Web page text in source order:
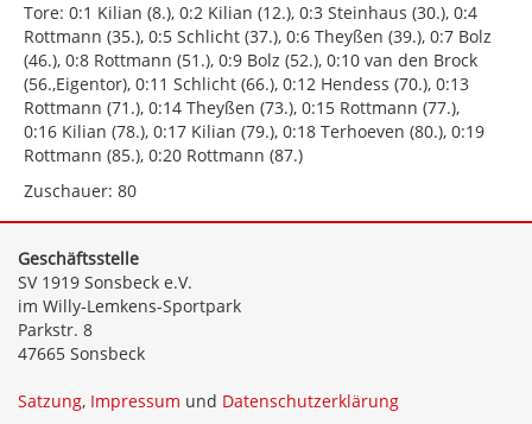
Tore: 0:1 Kilian (8.), 0:2 Kilian (12.), 0:3 Steinhaus (30.), 0:4
Rottmann (35.), 0:5 Schlicht (37.), 0:6 Theyßen (39.), 0:7 Bolz
(46.), 0:8 Rottmann (51.), 0:9 Bolz (52.), 0:10 van den Brock
(56.,Eigentor), 0:11 Schlicht (66.), 0:12 Hendess (70.), 0:13
Rottmann (71.), 0:14 Theyßen (73.), 0:15 Rottmann (77.),
0:16 Kilian (78.), 0:17 Kilian (79.), 0:18 Terhoeven (80.), 0:19
Rottmann (85.), 0:20 Rottmann (87.)
Zuschauer: 80
Geschäftsstelle
SV 1919 Sonsbeck e.V.
im Willy-Lemkens-Sportpark
Parkstr. 8
47665 Sonsbeck
Satzung, Impressum und Datenschutzerklärung